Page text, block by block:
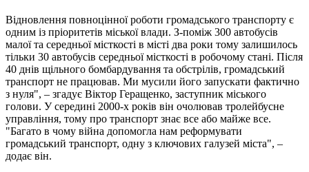
Відновлення повноцінної роботи громадського транспорту є
одним із пріоритетів міської влади. З-поміж 300 автобусів
малої та середньої місткості в місті два роки тому залишилось
тільки 30 автобусів середньої місткості в робочому стані. Після
40 днів щільного бомбардування та обстрілів, громадський
транспорт не працював. Ми мусили його запускати фактично
з нуля", – згадує Віктор Геращенко, заступник міського
голови. У середині 2000-х років він очолював тролейбусне
управління, тому про транспорт знає все або майже все.
"Багато в чому війна допомогла нам реформувати
громадський транспорт, одну з ключових галузей міста", –
додає він.